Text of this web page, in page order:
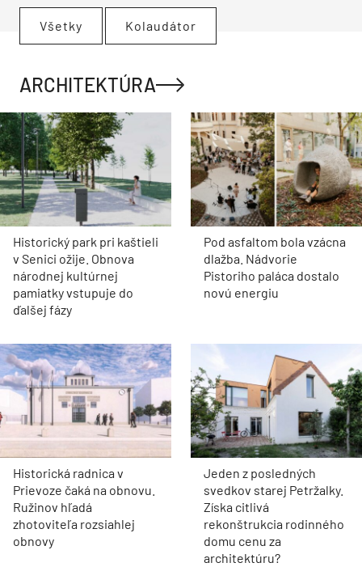
Všetky Kolaudátor
ARCHITEKTÚRA
Historický park pri kaštieli
v Senici ožije. Obnova
národnej kultúrnej
pamiatky vstupuje do
ďalšej fázy
Pod asfaltom bola vzácna
dlažba. Nádvorie
Pistoriho paláca dostalo
novú energiu
Historická radnica v
Prievoze čaká na obnovu.
Ružinov hľadá
zhotoviteľa rozsiahlej
obnovy
Jeden z posledných
svedkov starej Petržalky.
Získa citlivá
rekonštrukcia rodinného
domu cenu za
architektúru?